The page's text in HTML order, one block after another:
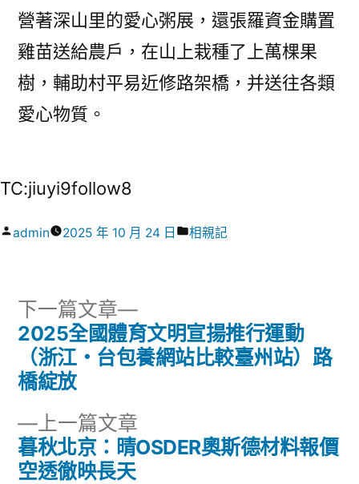
營著深山里的愛心粥展，還張羅資金購置
雞苗送給農戶，在山上栽種了上萬棵果
樹，輔助村平易近修路架橋，并送往各類
愛心物質。
TC:jiuyi9follow8
作
admin 2025 年 10 月 24 日
分
相親記
文
章
導
覽
上一篇文章
一
暮秋北京：晴OSDER奧斯德材料報價
空透徹映長天
下一篇文章
下
一
篇
2025全國體育文明宣揚推行運動
（浙江・台包養網站比較臺州站）路
橋綻放